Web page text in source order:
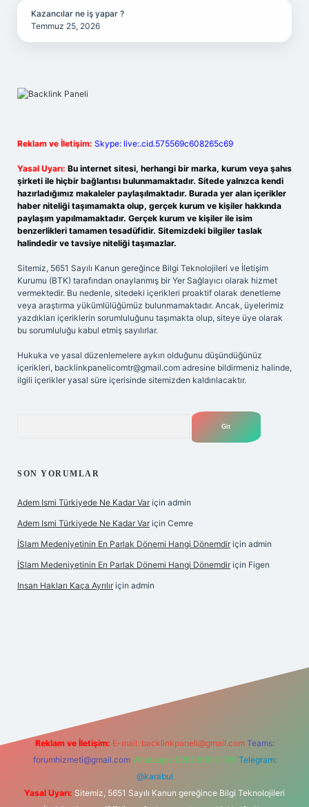
Kazancılar ne iş yapar ?
Temmuz 25, 2026
Reklam ve İletişim: Skype: live:.cid.575569c608265c69
Yasal Uyarı: Bu internet sitesi, herhangi bir marka, kurum veya şahıs
şirketi ile hiçbir bağlantısı bulunmamaktadır. Sitede yalnızca kendi
hazırladığımız makaleler paylaşılmaktadır. Burada yer alan içerikler
haber niteliği taşımamakta olup, gerçek kurum ve kişiler hakkında
paylaşım yapılmamaktadır. Gerçek kurum ve kişiler ile isim
benzerlikleri tamamen tesadüfidir. Sitemizdeki bilgiler taslak
halindedir ve tavsiye niteliği taşımazlar.
Sitemiz, 5651 Sayılı Kanun gereğince Bilgi Teknolojileri ve İletişim
Kurumu (BTK) tarafından onaylanmış bir Yer Sağlayıcı olarak hizmet
vermektedir. Bu nedenle, sitedeki içerikleri proaktif olarak denetleme
veya araştırma yükümlülüğümüz bulunmamaktadır. Ancak, üyelerimiz
yazdıkları içeriklerin sorumluluğunu taşımakta olup, siteye üye olarak
bu sorumluluğu kabul etmiş sayılırlar.
Hukuka ve yasal düzenlemelere aykırı olduğunu düşündüğünüz
içerikleri, backlinkpanelicomtr@gmail.com adresine bildirmeniz halinde,
ilgili içerikler yasal süre içerisinde sitemizden kaldırılacaktır.
SON YORUMLAR
Adem Ismi Türkiyede Ne Kadar Var için admin
Adem Ismi Türkiyede Ne Kadar Var için Cemre
İSlam Medeniyetinin En Parlak Dönemi Hangi Dönemdir için admin
İSlam Medeniyetinin En Parlak Dönemi Hangi Dönemdir için Figen
Insan Hakları Kaça Ayrılır için admin
Reklam ve İletişim: E-mail: backlinkpaneli@gmail.com Teams:
forumhizmeti@gmail.com Whatsapp: 0262 606 0 726 Telegram:
@karabul
Yasal Uyarı: Sitemiz, 5651 Sayılı Kanun gereğince Bilgi Teknolojileri